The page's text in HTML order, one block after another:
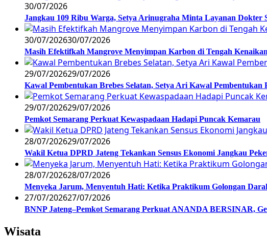
30/07/2026
Jangkau 109 Ribu Warga, Setya Arinugraha Minta Layanan Dokter
30/07/202630/07/2026
Masih Efektifkah Mangrove Menyimpan Karbon di Tengah
29/07/202629/07/2026
Kawal Pembentukan Brebes Selatan, Setya Ari Kawal Pembentukan
29/07/202629/07/2026
Pemkot Semarang Perkuat Kewaspadaan Hadapi Puncak Kemarau
28/07/202629/07/2026
Wakil Ketua DPRD Jateng Tekankan Sensus Ekonomi Jangkau
28/07/202628/07/2026
Menyeka Jarum, Menyentuh Hati: Ketika Praktikum Golongan
27/07/202627/07/2026
BNNP Jateng–Pemkot Semarang Perkuat ANANDA BERSINAR,
Wisata